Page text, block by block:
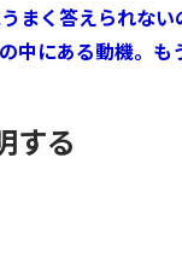
まく答えられな
中にある動機。
する